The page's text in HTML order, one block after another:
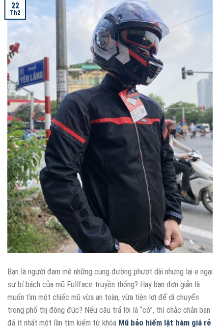
22
Th2
Bạn là người đam mê những cung đường phượt dài nhưng lại e ngại
sự bí bách của mũ Fullface truyền thống? Hay bạn đơn giản là
muốn tìm một chiếc mũ vừa an toàn, vừa tiện lợi để di chuyển
trong phố thị đông đúc? Nếu câu trả lời là “có”, thì chắc chắn bạn
đã ít nhất một lần tìm kiếm từ khóa Mũ bảo hiểm lật hàm giá rẻ